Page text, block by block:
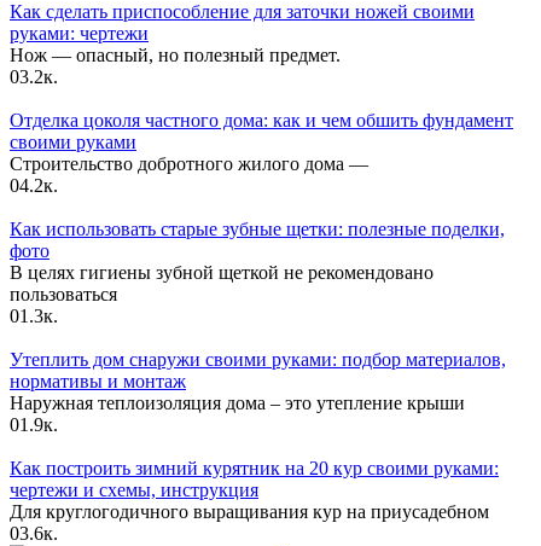
Как сделать приспособление для заточки ножей своими
руками: чертежи
Нож — опасный, но полезный предмет.
03.2к.
Отделка цоколя частного дома: как и чем обшить фундамент
своими руками
Строительство добротного жилого дома —
04.2к.
Как использовать старые зубные щетки: полезные поделки,
фото
В целях гигиены зубной щеткой не рекомендовано
пользоваться
01.3к.
Утеплить дом снаружи своими руками: подбор материалов,
нормативы и монтаж
Наружная теплоизоляция дома – это утепление крыши
01.9к.
Как построить зимний курятник на 20 кур своими руками:
чертежи и схемы, инструкция
Для круглогодичного выращивания кур на приусадебном
03.6к.